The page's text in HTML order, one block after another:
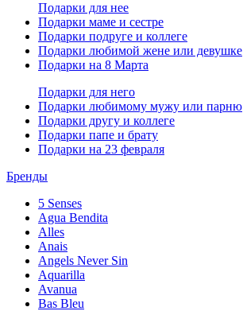
Подарки для нее
Подарки маме и сестре
Подарки подруге и коллеге
Подарки любимой жене или девушке
Подарки на 8 Марта
Подарки для него
Подарки любимому мужу или парню
Подарки другу и коллеге
Подарки папе и брату
Подарки на 23 февраля
Бренды
5 Senses
Agua Bendita
Alles
Anais
Angels Never Sin
Aquarilla
Avanua
Bas Bleu